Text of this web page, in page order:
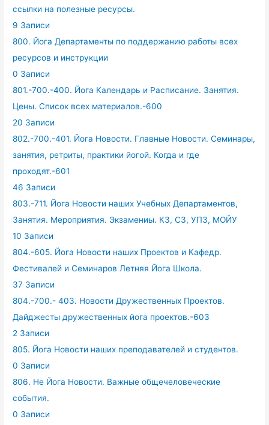
ссылки на полезные ресурсы.
9 Записи
800. Йога Департаменты по поддержанию работы всех
ресурсов и инструкции
0 Записи
801.-700.-400. Йога Календарь и Расписание. Занятия.
Цены. Список всех материалов.-600
20 Записи
802.-700.-401. Йога Новости. Главные Новости. Семинары,
занятия, ретриты, практики йогой. Когда и где
проходят.-601
46 Записи
803.-711. Йога Новости наших Учебных Департаментов,
Занятия. Мероприятия. Экзамениы. КЗ, СЗ, УПЗ, МОЙУ
10 Записи
804.-605. Йога Новости наших Проектов и Кафедр.
Фестивалей и Семинаров Летняя Йога Школа.
37 Записи
804.-700.- 403. Новости Дружественных Проектов.
Дайджесты дружественных йога проектов.-603
2 Записи
805. Йога Новости наших преподавателей и студентов.
0 Записи
806. Не Йога Новости. Важные общечеловеческие
события.
0 Записи